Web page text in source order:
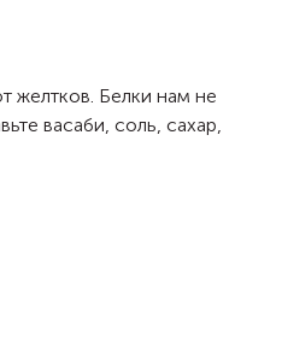
желтков. Белки нам не
васаби, соль, сахар,